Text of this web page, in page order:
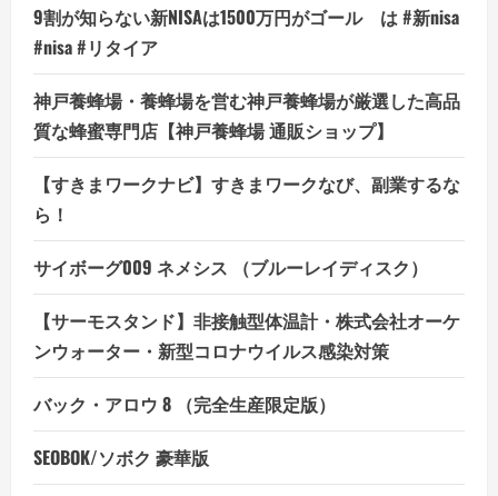
9割が知らない新NISAは1500万円がゴール は #新nisa
#nisa #リタイア
神戸養蜂場・養蜂場を営む神戸養蜂場が厳選した高品
質な蜂蜜専門店【神戸養蜂場 通販ショップ】
【すきまワークナビ】すきまワークなび、副業するな
ら！
サイボーグ009 ネメシス （ブルーレイディスク）
【サーモスタンド】非接触型体温計・株式会社オーケ
ンウォーター・新型コロナウイルス感染対策
バック・アロウ 8 （完全生産限定版）
SEOBOK/ソボク 豪華版